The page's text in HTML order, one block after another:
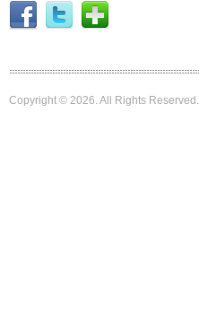
Copyright © 2026. All Rights Reserved.